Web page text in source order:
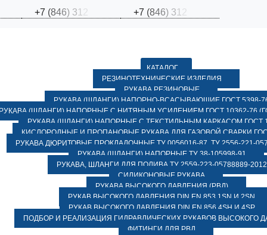
+7 (846) 31 +7 (846) 31
КАТАЛОГ
РЕЗИНОТЕХНИЧЕСКИЕ ИЗДЕЛИЯ
РУКАВА РЕЗИНОВЫЕ
РУКАВА (ШЛАНГИ) НАПОРНО-ВСАСЫВАЮЩИЕ ГОСТ 5398-
(ШЛАНГИ) НАПОРНЫЕ С НИТЯНЫМ УСИЛЕНИЕМ ГОСТ 10362-76
РУКАВА (ШЛАНГИ) НАПОРНЫЕ С ТЕКСТИЛЬНЫМ КАРКАСОМ ГОСТ
КИСЛОРОДНЫЕ И ПРОПАНОВЫЕ РУКАВА ДЛЯ ГАЗОВОЙ СВАРКИ
РУКАВА ДЮРИТОВЫЕ ПРОКЛАДОЧНЫЕ ТУ 0056016-87, ТУ 2556-221-
РУКАВА (ШЛАНГИ) НАПОРНЫЕ ТУ 38-105998-91
РУКАВА, ШЛАНГИ ДЛЯ ПОЛИВА ТУ 2559-223-05788889-2012
СИЛИКОНОВЫЕ РУКАВА
РУКАВА ВЫСОКОГО ДАВЛЕНИЯ (РВД)
РУКАВ ВЫСОКОГО ДАВЛЕНИЯ DIN EN 853 1SN И 2SN
РУКАВ ВЫСОКОГО ДАВЛЕНИЯ DIN EN 856 4SH И 4SP
ПОДБОР И РЕАЛИЗАЦИЯ ГИДРАВЛИЧЕСКИХ РУКАВОВ ВЫСОКОГО
ФИТИНГИ ДЛЯ РВД